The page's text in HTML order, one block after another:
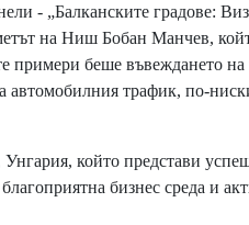
- „Балканските градове:
на Ниш Бобан Манчев,
примери беше въвеждането на
автомобилния трафик, по-
който представи
бизнес среда и